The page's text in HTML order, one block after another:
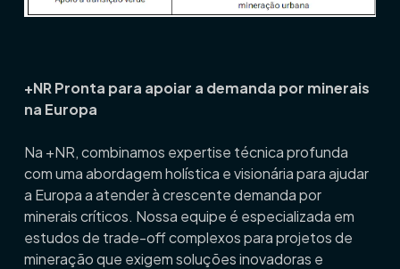
+NR Pronta para apoiar a demanda por minerais
na Europa
Na +NR, combinamos expertise técnica profunda
com uma abordagem holística e visionária para ajudar
a Europa a atender à crescente demanda por
minerais críticos. Nossa equipe é especializada em
estudos de trade-off complexos para projetos de
mineração que exigem soluções inovadoras e